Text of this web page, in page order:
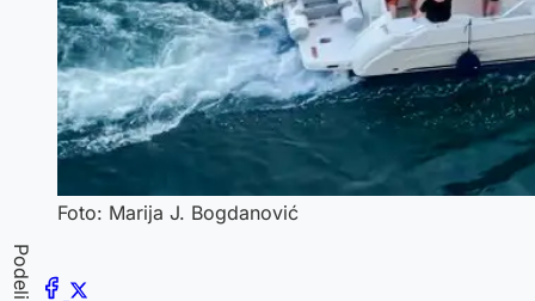
Foto: Marija J. Bogdanović
Podeli